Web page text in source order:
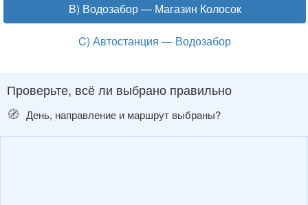
B) Водозабор — Магазин Колосок
C) Автостанция — Водозабор
Проверьте, всё ли выбрано правильно
🧭 День, направление и маршрут выбраны?